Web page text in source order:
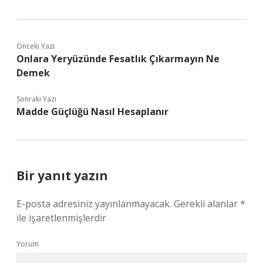
Önceki Yazı
Onlara Yeryüzünde Fesatlık Çıkarmayın Ne
Demek
Sonraki Yazı
Madde Güçlüğü Nasıl Hesaplanır
Bir yanıt yazın
E-posta adresiniz yayınlanmayacak. Gerekli alanlar*
ile işaretlenmişlerdir
Yorum